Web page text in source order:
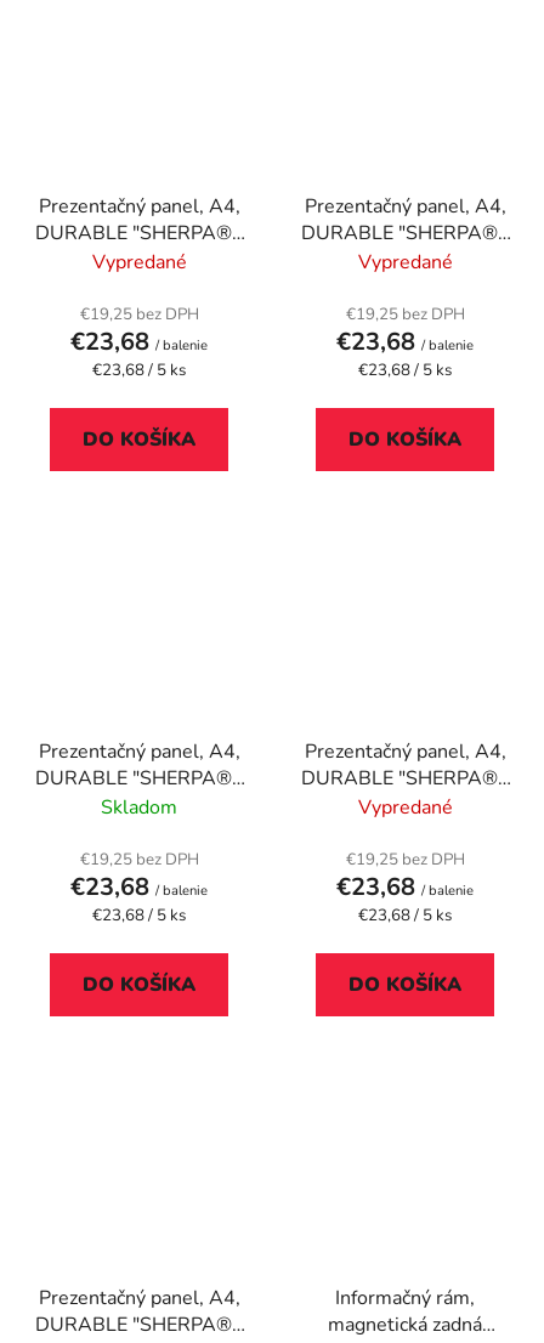
Prezentačný panel, A4,
DURABLE "SHERPA®",
grafitová
Vypredané
€19,25 bez DPH
€23,68 / balenie
Jednotková
€23,68 / 5 ks
DO KOŠÍKA
Prezentačný panel, A4,
DURABLE "SHERPA®",
strieborná
Vypredané
€19,25 bez DPH
€23,68 / balenie
Jednotková
€23,68 / 5 ks
DO KOŠÍKA
Prezentačný panel, A4,
DURABLE "SHERPA®",
tmavomodrá
Skladom
€19,25 bez DPH
€23,68 / balenie
Jednotková
€23,68 / 5 ks
DO KOŠÍKA
Prezentačný panel, A4,
DURABLE "SHERPA®",
zelená
Vypredané
€19,25 bez DPH
€23,68 / balenie
Jednotková
€23,68 / 5 ks
DO KOŠÍKA
Prezentačný panel, A4,
DURABLE "SHERPA®",
Informačný rám,
magnetická zadná